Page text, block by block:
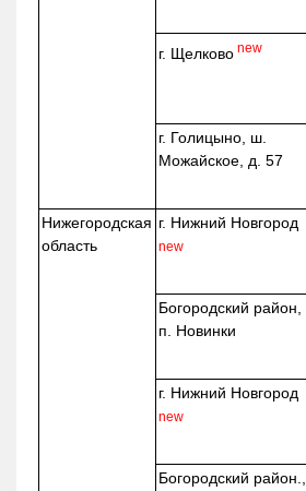
г. Щелково new
г. Голицыно, ш.
Можайское, д. 57
Нижегородская
область
г. Нижний Новгород
new
Богородский район,
п. Новинки
г. Нижний Новгород
new
Богородский район.,